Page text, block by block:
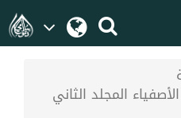
المجلد الثاني